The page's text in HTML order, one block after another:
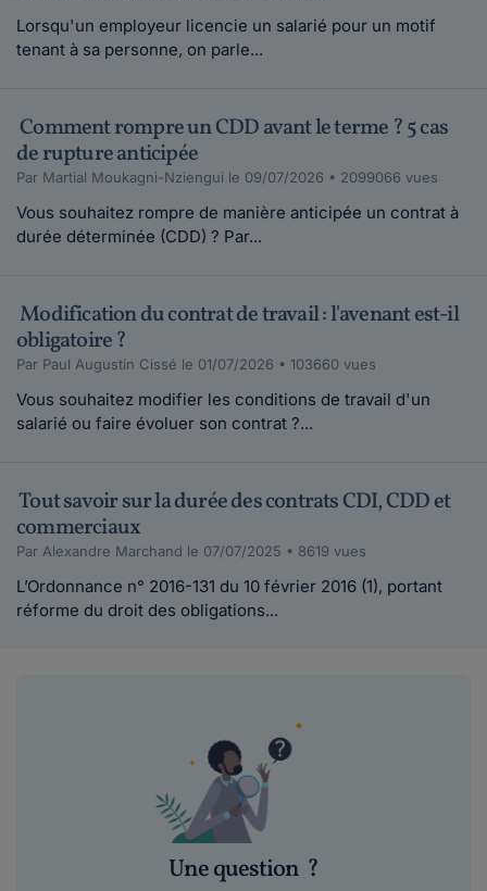
Lorsqu'un employeur licencie un salarié pour un motif
tenant à sa personne, on parle...
Comment rompre un CDD avant le terme ? 5 cas
de rupture anticipée
Par Martial Moukagni-Nziengui le 09/07/2026 • 2099066 vues
Vous souhaitez rompre de manière anticipée un contrat à
durée déterminée (CDD) ? Par...
Modification du contrat de travail : l'avenant est-il
obligatoire ?
Par Paul Augustin Cissé le 01/07/2026 • 103660 vues
Vous souhaitez modifier les conditions de travail d'un
salarié ou faire évoluer son contrat ?...
Tout savoir sur la durée des contrats CDI, CDD et
commerciaux
Par Alexandre Marchand le 07/07/2025 • 8619 vues
L’Ordonnance n° 2016-131 du 10 février 2016 (1), portant
réforme du droit des obligations...
Une question ?